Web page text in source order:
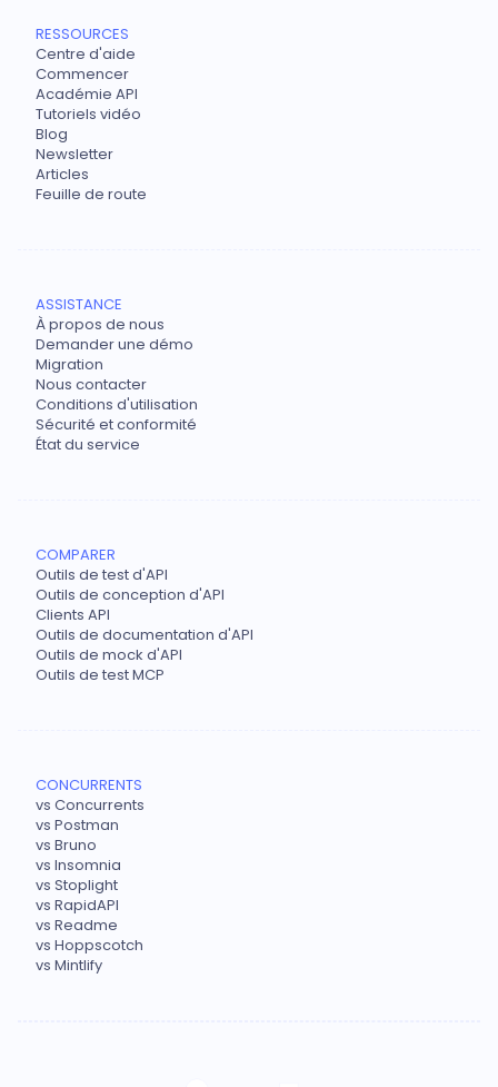
RESSOURCES
Centre d'aide
Commencer
Académie API
Tutoriels vidéo
Blog
Newsletter
Articles
Feuille de route
ASSISTANCE
À propos de nous
Demander une démo
Migration
Nous contacter
Conditions d'utilisation
Sécurité et conformité
État du service
COMPARER
Outils de test d'API
Outils de conception d'API
Clients API
Outils de documentation d'API
Outils de mock d'API
Outils de test MCP
CONCURRENTS
vs Concurrents
vs Postman
vs Bruno
vs Insomnia
vs Stoplight
vs RapidAPI
vs Readme
vs Hoppscotch
vs Mintlify